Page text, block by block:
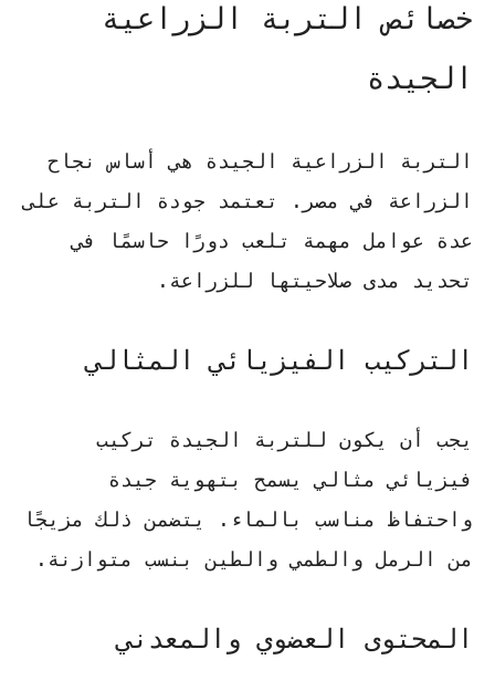
خصائص التربة الزراعية
الجيدة
التربة الزراعية الجيدة هي أساس نجاح
الزراعة في مصر. تعتمد جودة التربة على
عدة عوامل مهمة تلعب دورًا حاسمًا في
تحديد مدى صلاحيتها للزراعة.
التركيب الفيزيائي المثالي
يجب أن يكون للتربة الجيدة تركيب
فيزيائي مثالي يسمح بتهوية جيدة
واحتفاظ مناسب بالماء. يتضمن ذلك مزيجًا
من الرمل والطمي والطين بنسب متوازنة.
المحتوى العضوي والمعدني